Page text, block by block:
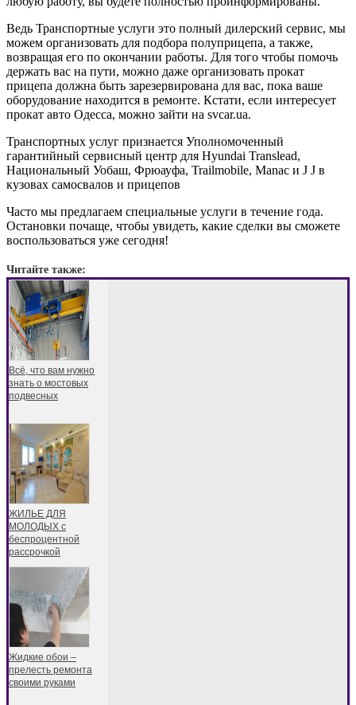
Ведь Транспортные услуги это полный дилерский сервис, мы
можем организовать для подбора полуприцепа, а также,
возвращая его по окончании работы. Для того чтобы помочь
держать вас на пути, можно даже организовать прокат
прицепа должна быть зарезервирована для вас, пока ваше
оборудование находится в ремонте. Кстати, если интересует
прокат авто Одесса, можно зайти на svcar.ua.
Транспортных услуг признается Уполномоченный
гарантийный сервисный центр для Hyundai Translead,
Национальный Уобаш, Фрюауфа, Trailmobile, Manac и J J в
кузовах самосвалов и прицепов
Часто мы предлагаем специальные услуги в течение года.
Остановки почаще, чтобы увидеть, какие сделки вы сможете
воспользоваться уже сегодня!
Читайте также:
Всё, что вам нужно
знать о мостовых
подвесных
ЖИЛЬЕ ДЛЯ
МОЛОДЫХ с
беспроцентной
рассрочкой
Жидкие обои –
прелесть ремонта
своими руками